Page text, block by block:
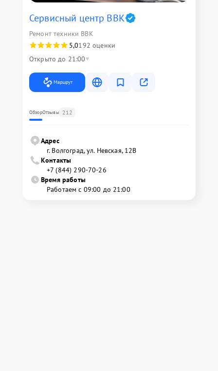
Сервисный центр BBK
Ремонт техники BBK
5,0192 оценки
Открыто до 21:00
Маршрут
ОбзорОтзывы 212
Адрес
г. Волгоград, ул. Невская, 12В
Контакты
+7 (844) 290-70-26
Время работы
Работаем с 09:00 до 21:00